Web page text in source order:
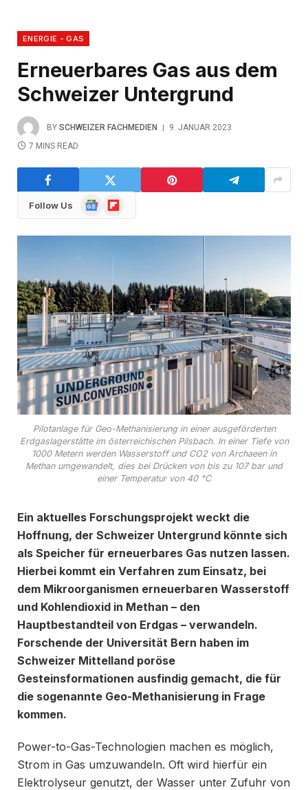
ENERGIE - GAS
Erneuerbares Gas aus dem
Schweizer Untergrund
BY SCHWEIZER FACHMEDIEN
9. JANUAR 2023
7 MINS READ
Follow Us
GoogleFlipboard
Pilotanlage für Geo-Methanisierung in einer ausgeförderten
Erdgaslagerstätte im österreichischen Pilsbach. In einer Tiefe von
1000 Metern werden Wasserstoff und CO2 von Archaeen in
Methan umgewandelt, dies bei Drücken von bis zu 107 bar und
einer Temperatur von 40 °C
Ein aktuelles Forschungsprojekt weckt die
Hoffnung, der Schweizer Untergrund könnte sich
als Speicher für erneuerbares Gas nutzen lassen.
Hierbei kommt ein Verfahren zum Einsatz, bei
dem Mikroorganismen erneuerbaren Wasserstoff
und Kohlendioxid in Methan – den
Hauptbestandteil von Erdgas – verwandeln.
Forschende der Universität Bern haben im
Schweizer Mittelland poröse
Gesteinsformationen ausfindig gemacht, die für
die sogenannte Geo-Methanisierung in Frage
kommen.
Power-to-Gas-Technologien machen es möglich,
Strom in Gas umzuwandeln. Oft wird hierfür ein
Elektrolyseur genutzt, der Wasser unter Zufuhr von